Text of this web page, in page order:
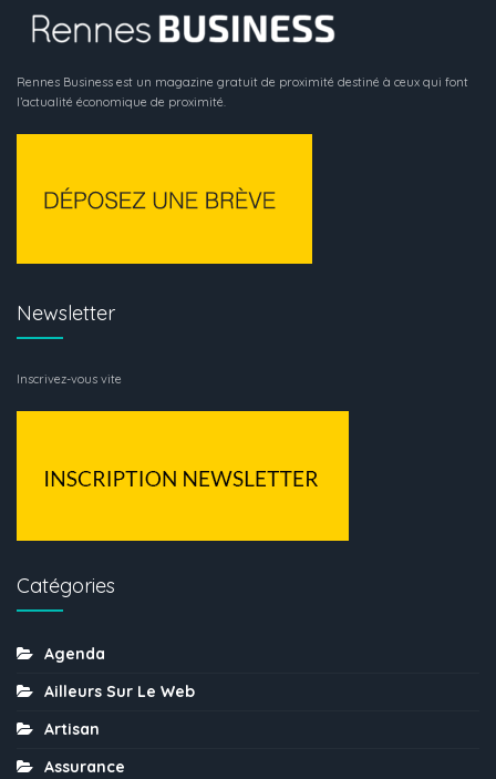
Rennes Business est un magazine gratuit de proximité destiné à ceux qui font
l’actualité économique de proximité.
Newsletter
Inscrivez-vous vite
Catégories
Agenda
Ailleurs Sur Le Web
Artisan
Assurance